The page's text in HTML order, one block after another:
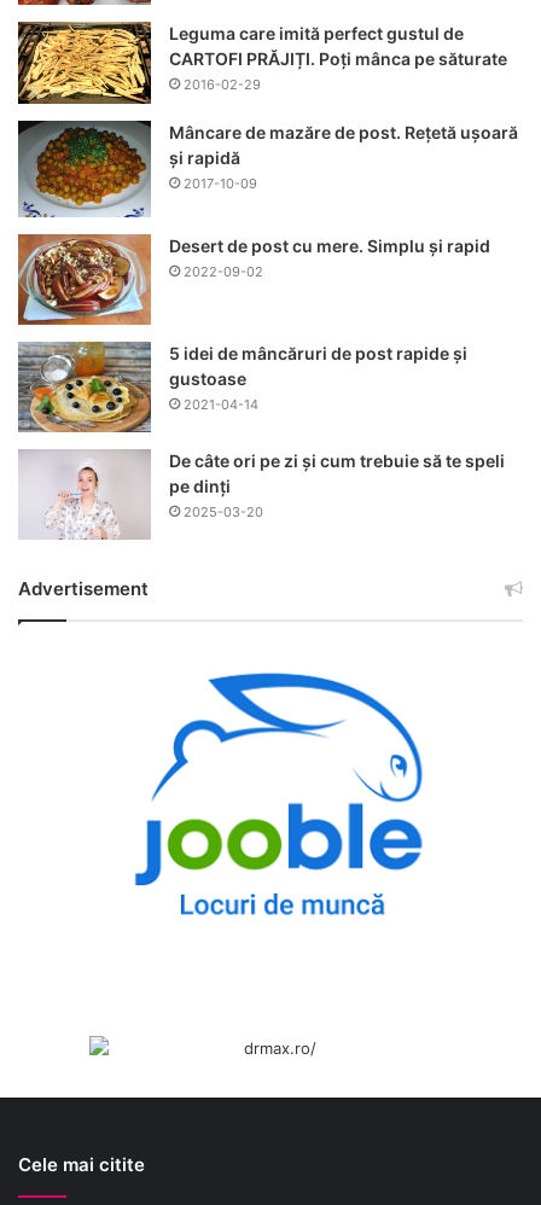
Leguma care imită perfect gustul de
CARTOFI PRĂJIȚI. Poți mânca pe săturate
2016-02-29
Mâncare de mazăre de post. Rețetă ușoară
și rapidă
2017-10-09
Desert de post cu mere. Simplu și rapid
2022-09-02
5 idei de mâncăruri de post rapide și
gustoase
2021-04-14
De câte ori pe zi și cum trebuie să te speli
pe dinți
2025-03-20
Advertisement
Cele mai citite